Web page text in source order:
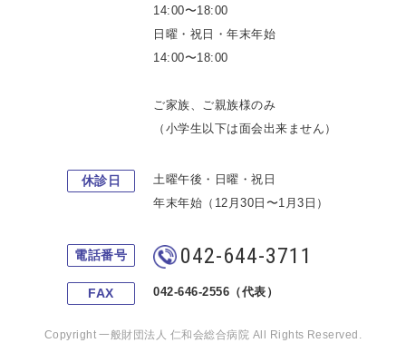
14:00〜18:00
日曜・祝日・年末年始
14:00〜18:00
ご家族、ご親族様のみ
（小学生以下は面会出来ません）
休診日
土曜午後・日曜・祝日
年末年始（12月30日〜1月3日）
電話番号 042-644-3711
FAX 042-646-2556（代表）
Copyright 一般財団法人 仁和会総合病院 All Rights Reserved.